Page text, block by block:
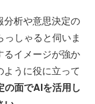
分析や意思決定の
しゃると伺いま
るイメージが強か
うに役に立って
の面でAIを活用し